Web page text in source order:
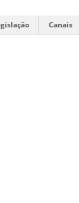
Canais